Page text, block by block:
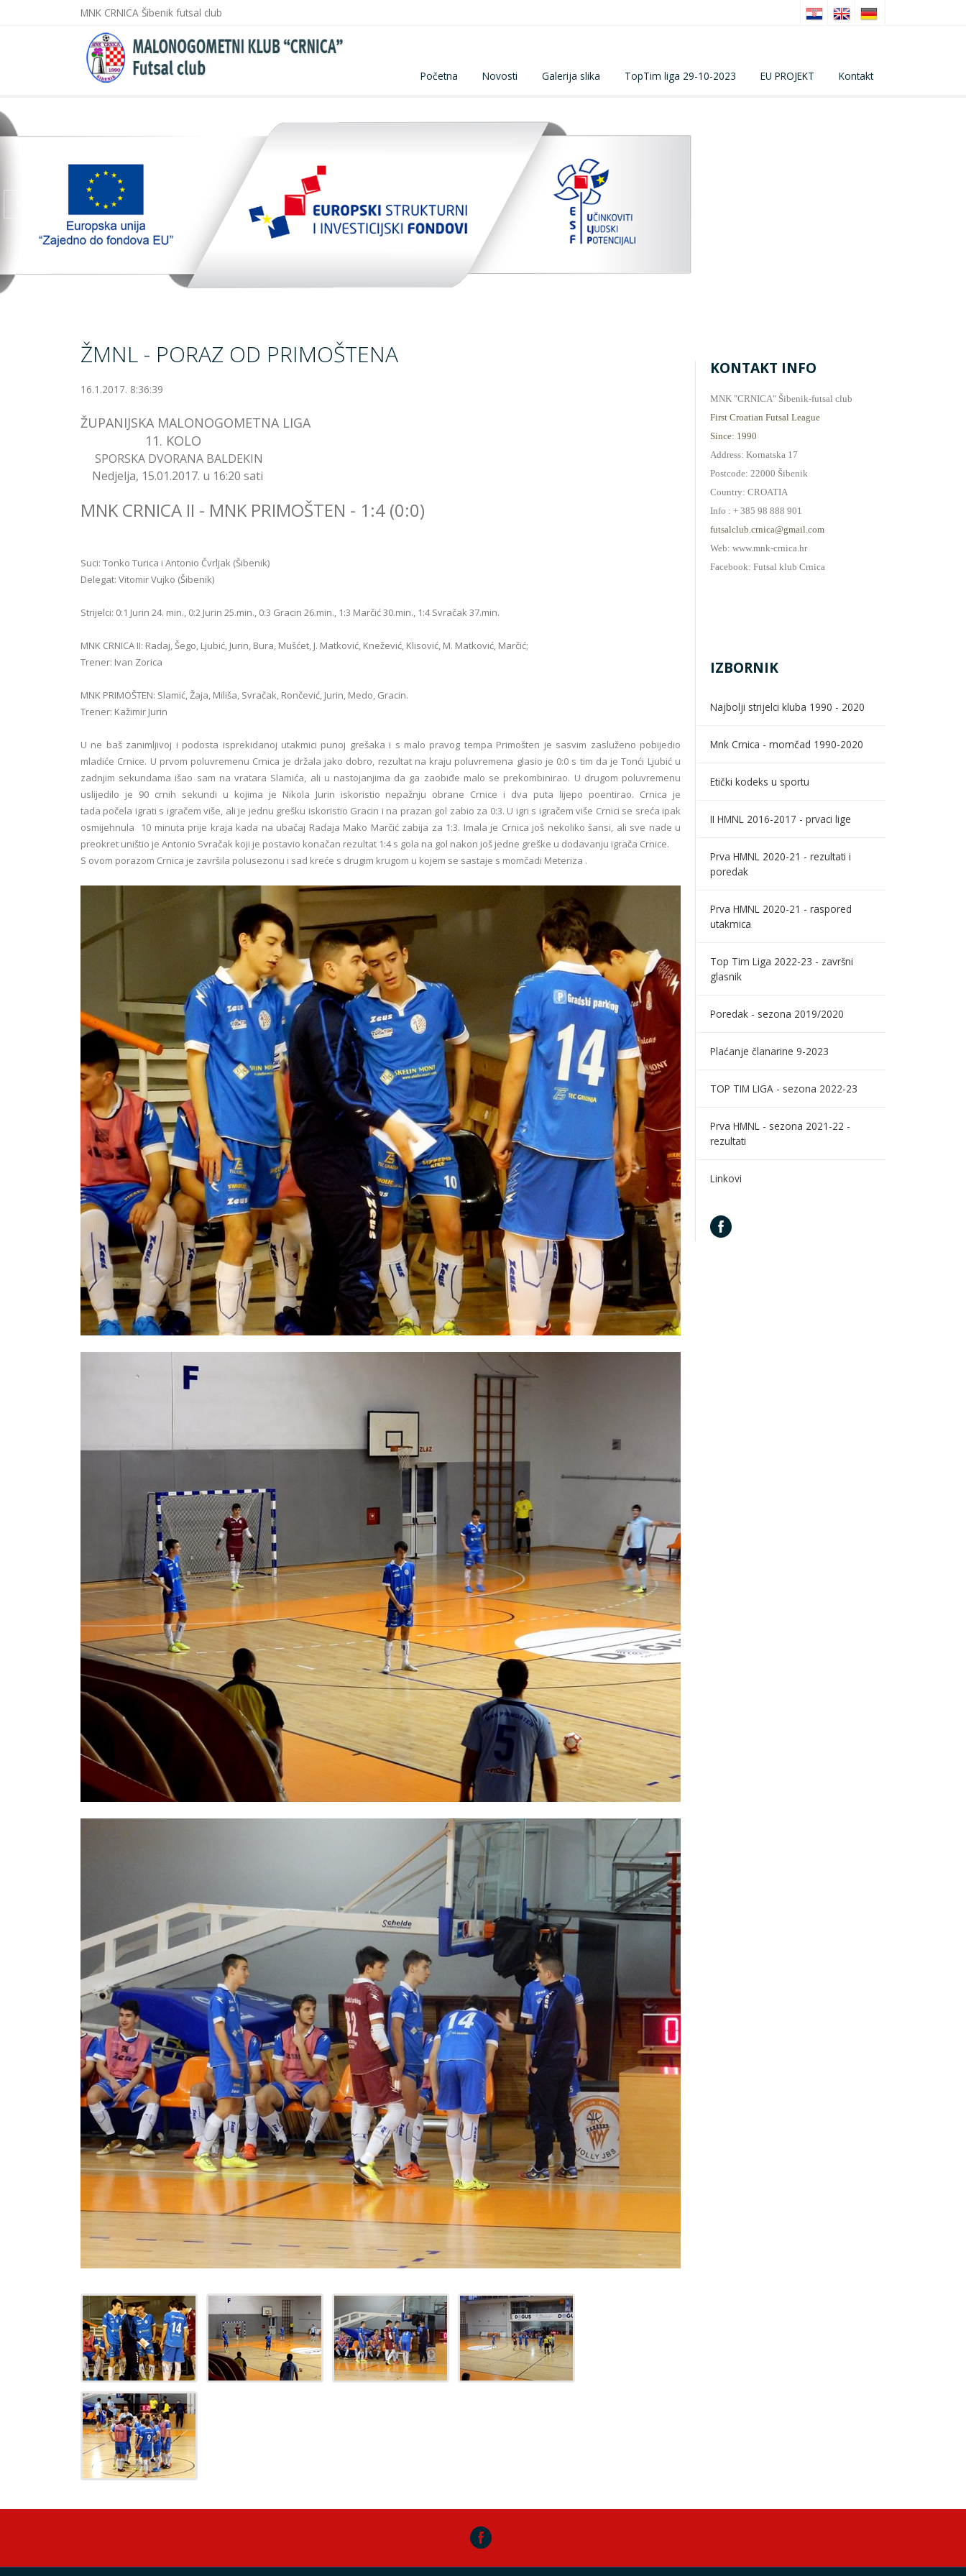
MNK CRNICA Šibenik futsal club
Početna Novosti Galerija slika TopTim liga 29-10-2023 EU PROJEKT Kontakt
ŽMNL - PORAZ OD PRIMOŠTENA
16.1.2017. 8:36:39
ŽUPANIJSKA MALONOGOMETNA LIGA
11. KOLO
SPORSKA DVORANA BALDEKIN
Nedjelja, 15.01.2017. u 16:20 sati
MNK CRNICA II - MNK PRIMOŠTEN - 1:4 (0:0)
Suci: Tonko Turica i Antonio Čvrljak (Šibenik)
Delegat: Vitomir Vujko (Šibenik)
Strijelci: 0:1 Jurin 24. min., 0:2 Jurin 25.min., 0:3 Gracin 26.min., 1:3 Marčić 30.min., 1:4 Svračak 37.min.
MNK CRNICA II: Radaj, Šego, Ljubić, Jurin, Bura, Mušćet, J. Matković, Knežević, Klisović, M. Matković, Marčić;
Trener: Ivan Zorica
MNK PRIMOŠTEN: Slamić, Žaja, Miliša, Svračak, Rončević, Jurin, Medo, Gracin.
Trener: Kažimir Jurin
U ne baš zanimljivoj i podosta isprekidanoj utakmici punoj grešaka i s malo pravog tempa Primošten je sasvim zasluženo pobijedio
mladiće Crnice. U prvom poluvremenu Crnica je držala jako dobro, rezultat na kraju poluvremena glasio je 0:0 s tim da je Tonći Ljubić u
zadnjim sekundama išao sam na vratara Slamića, ali u nastojanjima da ga zaobiđe malo se prekombinirao. U drugom poluvremenu
uslijedilo je 90 crnih sekundi u kojima je Nikola Jurin iskoristio nepažnju obrane Crnice i dva puta lijepo poentirao. Crnica je
tada počela igrati s igračem više, ali je jednu grešku iskoristio Gracin i na prazan gol zabio za 0:3. U igri s igračem više Crnici se sreća ipak
osmijehnula 10 minuta prije kraja kada na ubačaj Radaja Mako Marčić zabija za 1:3. Imala je Crnica još nekoliko šansi, ali sve nade u
preokret uništio je Antonio Svračak koji je postavio konačan rezultat 1:4 s gola na gol nakon još jedne greške u dodavanju igrača Crnice.
S ovom porazom Crnica je završila polusezonu i sad kreće s drugim krugom u kojem se sastaje s momčadi Meteriza .
KONTAKT INFO
MNK "CRNICA" Šibenik-futsal club
First Croatian Futsal League
Since: 1990
Address: Kornatska 17
Postcode: 22000 Šibenik
Country: CROATIA
Info : + 385 98 888 901
futsalclub.crnica@gmail.com
Web: www.mnk-crnica.hr
Facebook: Futsal klub Crnica
IZBORNIK
Najbolji strijelci kluba 1990 - 2020
Mnk Crnica - momčad 1990-2020
Etički kodeks u sportu
II HMNL 2016-2017 - prvaci lige
Prva HMNL 2020-21 - rezultati i
poredak
Prva HMNL 2020-21 - raspored
utakmica
Top Tim Liga 2022-23 - završni
glasnik
Poredak - sezona 2019/2020
Plaćanje članarine 9-2023
TOP TIM LIGA - sezona 2022-23
Prva HMNL - sezona 2021-22 -
rezultati
Linkovi